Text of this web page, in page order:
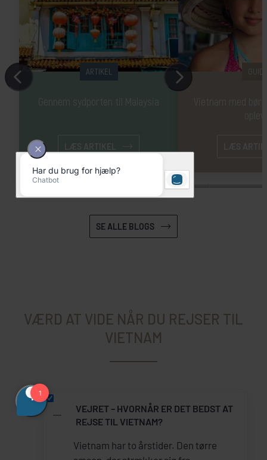
ARTIKEL
Gennem sydporten til Malaysia
LÆS ARTIKEL
SE ALLE BLOGS
VÆRD AT VIDE NÅR DU REJSER TIL
VIETNAM
VEJRET – HVORNÅR ER DET BEDST AT
REJSE TIL VIETNAM?
Vietnam har to årstider. Den tørre